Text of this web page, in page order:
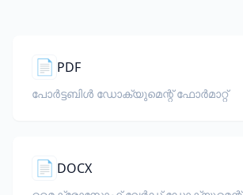
📄 PDF
പോർട്ടബിൾ ഡോക്യുമെന്റ് ഫോർമാറ്റ്
📄 DOCX